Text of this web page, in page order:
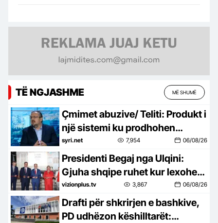
TË NGJASHME MË SHUMË
Çmimet abuzive/ Teliti: Produkt i
një sistemi ku prodhohen
kriminelë në pushtet
syri.net 7,954 06/08/26
Presidenti Begaj nga Ulqini:
Gjuha shqipe ruhet kur lexohet,
shkruhet dhe u përcillet
fëmijëve
vizionplus.tv 3,867 06/08/26
Drafti për shkrirjen e bashkive,
PD udhëzon këshilltarët: